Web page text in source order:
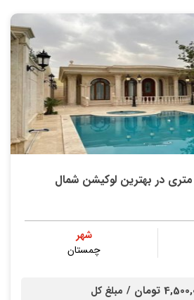
شهر
چمستان
تومان / مبلغ کل